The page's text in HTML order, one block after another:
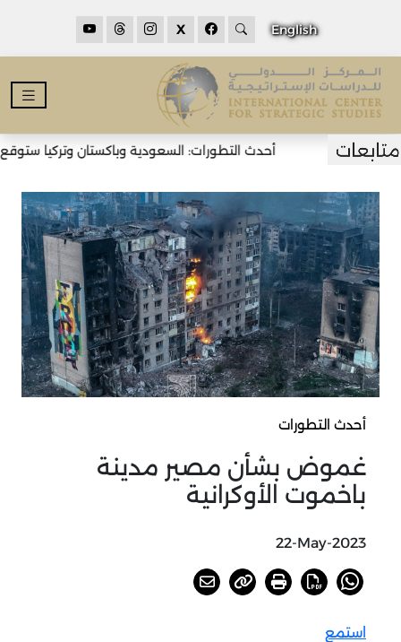
English
X
أحدث التطورات: السعودية وباكستان وتركيا ستوقع
أحدث التطورات
غموض بشأن مصير مدينة
باخموت الأوكرانية
22-May-2023
استمع